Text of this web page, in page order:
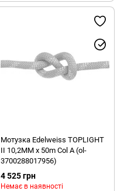
Мотузка Edelweiss TOPLIGHT
II 10,2MM x 50m Col A (ol-
3700288017956)
4 525 грн
Немає в наявності